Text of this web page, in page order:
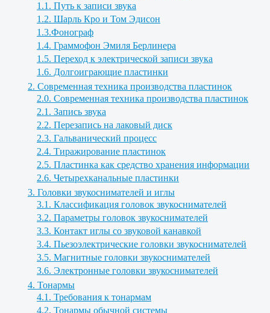
1.1. Путь к записи звука
1.2. Шарль Кро и Том Эдисон
1.3.Фонограф
1.4. Граммофон Эмиля Берлинера
1.5. Переход к электрической записи звука
1.6. Долгоиграющие пластинки
2. Современная техника производства пластинок
2.0. Современная техника производства пластинок
2.1. Запись звука
2.2. Перезапись на лаковый диск
2.3. Гальванический процесс
2.4. Тиражирование пластинок
2.5. Пластинка как средство хранения информации
2.6. Четырехканальные пластинки
3. Головки звукоснимателей и иглы
3.1. Классификация головок звукоснимателей
3.2. Параметры головок звукоснимателей
3.3. Контакт иглы со звуковой канавкой
3.4. Пьезоэлектрические головки звукоснимателей
3.5. Магнитные головки звукоснимателей
3.6. Электронные головки звукоснимателей
4. Тонармы
4.1. Требования к тонармам
4.2. Тонармы обычной системы